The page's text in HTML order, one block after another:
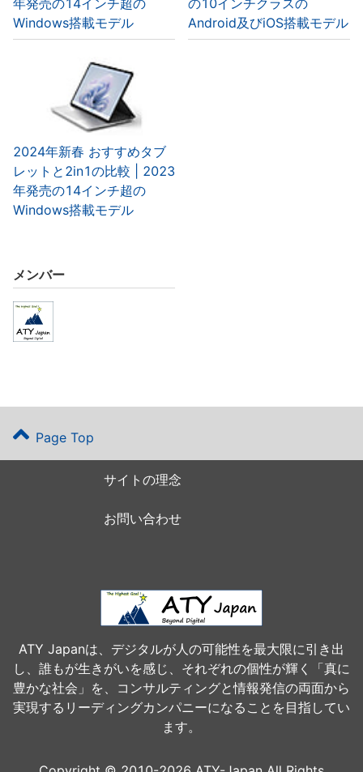
年発売の14インチ超の
Windows搭載モデル
の10インチクラスの
Android及びiOS搭載モデル
2024年新春 おすすめタブ
レットと2in1の比較 | 2023
年発売の14インチ超の
Windows搭載モデル
メンバー
Page Top
サイトの理念
お問い合わせ
ATY Japanは、デジタルが人の可能性を最大限に引き出
し、誰もが生きがいを感じ、それぞれの個性が輝く「真に
豊かな社会」を、コンサルティングと情報発信の両面から
実現するリーディングカンパニーになることを目指してい
ます。